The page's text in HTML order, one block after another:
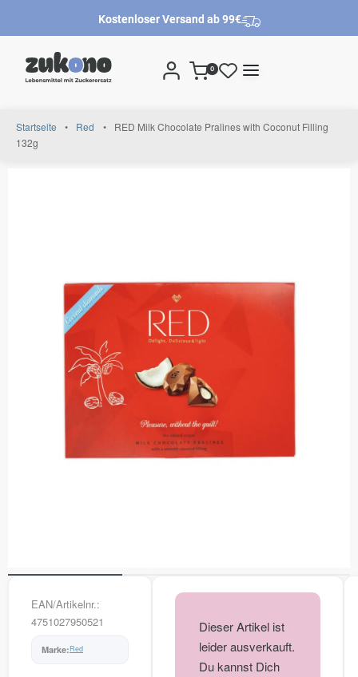
Kostenloser Versand ab 99€
0
Startseite • Red •
RED Milk Chocolate Pralines with Coconut Filling
132g
EAN/Artikelnr.:
4751027950521
Red
Dieser Artikel ist
leider ausverkauft.
Du kannst Dich